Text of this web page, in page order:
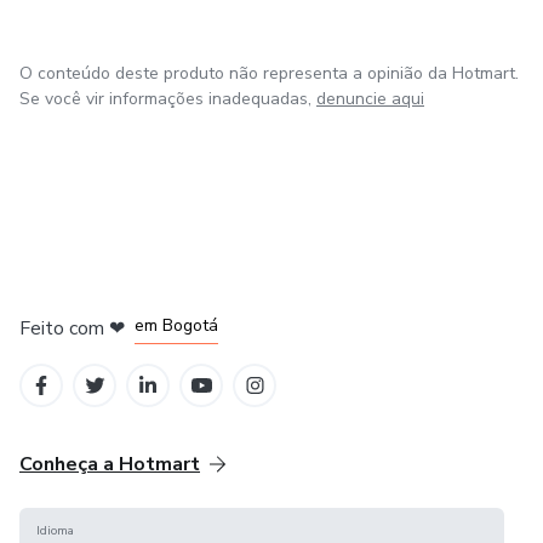
O conteúdo deste produto não representa a opinião da Hotmart.
Se você vir informações inadequadas, denuncie aqui
Feito com ❤ em Bogotá
Conheça a Hotmart
Idioma